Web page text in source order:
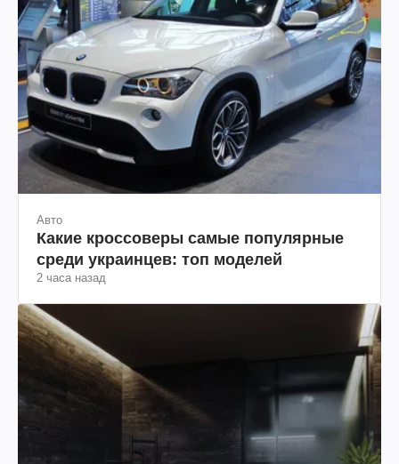
Авто
Какие кроссоверы самые популярные
среди украинцев: топ моделей
2 часа назад